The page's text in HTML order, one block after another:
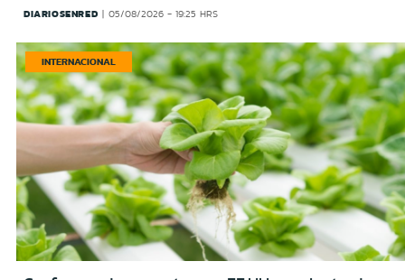
DIARIOSENRED 05/08/2026 - 19:25 HRS
INTERNACIONAL